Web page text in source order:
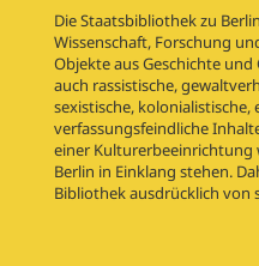
Digitalisierungsaufträge
Digiworkflow
Kontakt
Nutzungsbedingungen
Startseite der SBB
Stabikat
Weitere Kataloge der SBB
Die Staatsbibliothek zu
Wissenschaft, Forschung
Objekte aus Geschichte
auch rassistische,
sexistische, kolonialistische,
verfassungsfeindliche
einer Kulturerbeeinrichtung
Berlin in Einklang stehen.
Bibliothek ausdrücklich von